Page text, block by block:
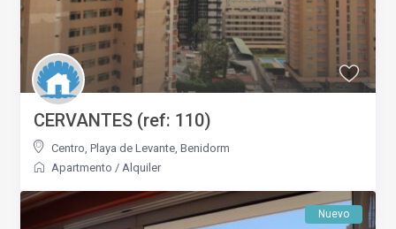
CERVANTES (ref: 110)
Centro ,Playa de Levante ,Benidorm
Apartmento / Alquiler
Nuevo